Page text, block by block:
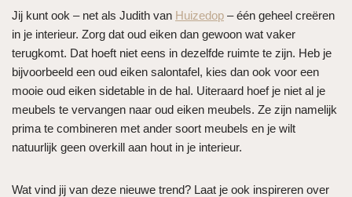
Jij kunt ook – net als Judith van Huizedop – één geheel creëren
in je interieur. Zorg dat oud eiken dan gewoon wat vaker
terugkomt. Dat hoeft niet eens in dezelfde ruimte te zijn. Heb je
bijvoorbeeld een oud eiken salontafel, kies dan ook voor een
mooie oud eiken sidetable in de hal. Uiteraard hoef je niet al je
meubels te vervangen naar oud eiken meubels. Ze zijn namelijk
prima te combineren met ander soort meubels en je wilt
natuurlijk geen overkill aan hout in je interieur.
Wat vind jij van deze nieuwe trend? Laat je ook inspireren over